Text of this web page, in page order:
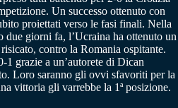
Un successo ottenuto con
proiettati verso le fasi finali. Nella
due giorni fa, l’Ucraina ha ottenuto un
contro la Romania ospitante.
grazie a un’autorete di Dican
Loro saranno gli ovvi sfavoriti per la
vittoria gli varrebbe la 1ª posizione.